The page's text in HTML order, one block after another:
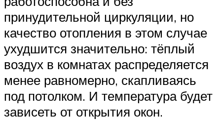
принудительной циркуляции, но
качество отопления в этом случае
ухудшится значительно: тёплый
воздух в комнатах распределяется
менее равномерно, скапливаясь
под потолком. И температура будет
зависеть от открытия окон.